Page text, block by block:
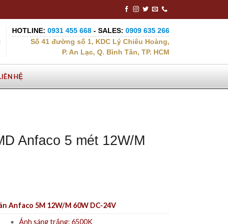
HOTLINE: 0931 455 668 - SALES: 0909 635 266
Số 41 đường số 1, KDC Lý Chiêu Hoàng,
P. An Lạc, Q. Bình Tân, TP. HCM
HỆ
Anfaco 5 mét 12W/M
Anfaco 5M 12W/M 60W DC-24V
Ánh sáng trắng: 6500K